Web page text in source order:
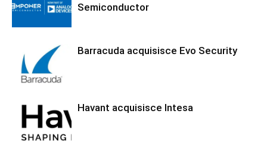
Semiconductor
Barracuda acquisisce Evo Security
Havant acquisisce Intesa